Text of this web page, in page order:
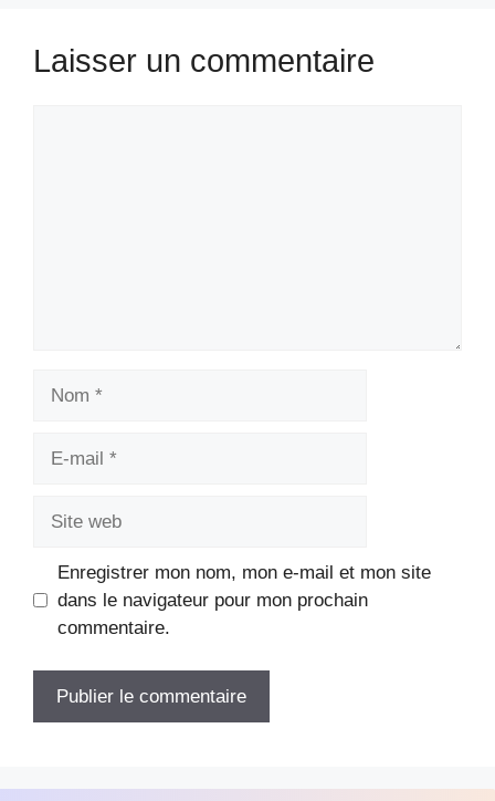
Laisser un commentaire
Enregistrer mon nom, mon e-mail et mon site
dans le navigateur pour mon prochain
commentaire.